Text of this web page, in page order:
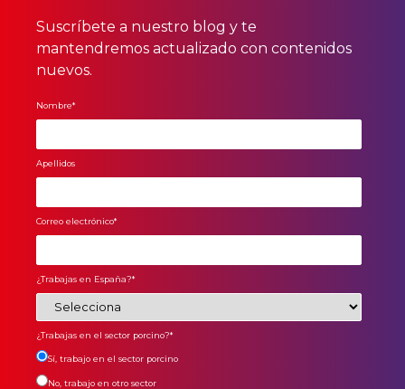
Suscríbete a nuestro blog y te
mantendremos actualizado con contenidos
nuevos.
Nombre*
Apellidos
Correo electrónico*
¿Trabajas en España?*
¿Trabajas en el sector porcino?*
Sí, trabajo en el sector porcino
No, trabajo en otro sector